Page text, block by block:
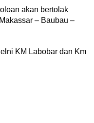
akan bertolak
– Baubau –
KM Labobar dan Km